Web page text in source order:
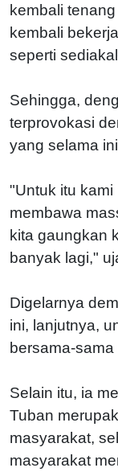
kembali
kembali
seperti
Sehingga,
terprovokasi
yang selama
"Untuk itu
membawa
kita gaungkan
banyak lagi,"
Digelarnya
ini, lanjutnya,
bersama-
Selain itu, ia
Tuban
masyarakat,
masyarakat